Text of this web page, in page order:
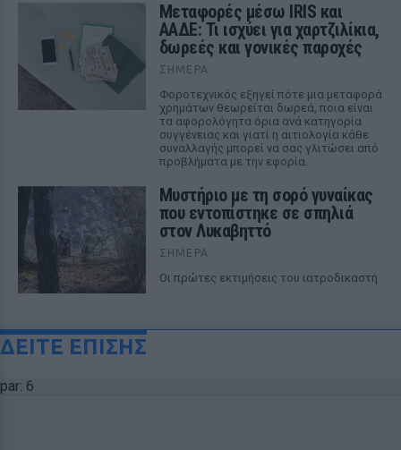
Μεταφορές μέσω IRIS και
ΑΑΔΕ: Τι ισχύει για χαρτζιλίκια,
δωρεές και γονικές παροχές
ΣΉΜΕΡΑ
Φοροτεχνικός εξηγεί πότε μια μεταφορά
χρημάτων θεωρείται δωρεά, ποια είναι
τα αφορολόγητα όρια ανά κατηγορία
συγγένειας και γιατί η αιτιολογία κάθε
συναλλαγής μπορεί να σας γλιτώσει από
προβλήματα με την εφορία.
Μυστήριο με τη σορό γυναίκας
που εντοπίστηκε σε σπηλιά
στον Λυκαβηττό
ΣΉΜΕΡΑ
Οι πρώτες εκτιμήσεις του ιατροδικαστή
ΔΕΙΤΕ ΕΠΙΣΗΣ
par: 6